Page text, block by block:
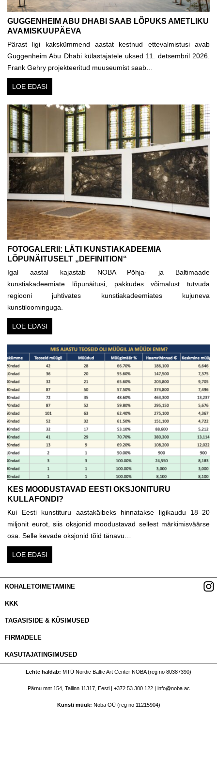
GUGGENHEIM ABU DHABI SAAB LÕPUKS AMETLIKU
AVAMISKUUPÄEVA
Pärast ligi kakskümmend aastat kestnud ettevalmistusi avab
Guggenheim Abu Dhabi külastajatele uksed 11. detsembril 2026.
Frank Gehry projekteeritud muuseumist saab…
LOE EDASI
FOTOGALERII: LÄTI KUNSTIAKADEEMIA
LÕPUNÄITUSELT „DEFINITION“
Igal aastal kajastab NOBA Põhja- ja Baltimaade
kunstiakadeemiate lõpunäitusi, pakkudes võimalust tutvuda
regiooni juhtivates kunstiakadeemiates kujuneva
kunstiloominguga.
LOE EDASI
KES MOODUSTAVAD EESTI OKSJONITURU
KULLAFONDI?
Kui Eesti kunstituru aastakäibeks hinnatakse ligikaudu 18–20
miljonit eurot, siis oksjonid moodustavad sellest märkimisväärse
osa. Selle kevade oksjonid tõid tänavu…
LOE EDASI
KOHALETOIMETAMINE
KKK
TAGASISIDE & KÜSIMUSED
FIRMADELE
KASUTAJATINGIMUSED
Lehte haldab MTÜ Nordic Baltic Art Center NOBA (reg no 80387390)
Pärnu mnt 154, Tallinn 11317, Eesti | +372 53 300 122| info@noba.ac
Kunsti müük Noba OÜ (reg no 11215904)